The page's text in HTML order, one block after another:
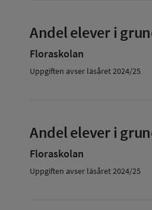
Andel elever i
Floraskolan
Uppgiften avser läsåret 2024/25
Andel elever i
Floraskolan
Uppgiften avser läsåret 2024/25